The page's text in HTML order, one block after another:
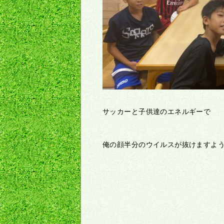
サッカーと子供達のエネルギーで
俺の顔半分のウイルスが抜けますよ